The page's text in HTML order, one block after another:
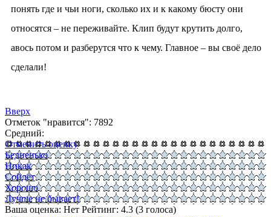
понять где и чьи ноги, сколько их и к какому бюсту они
относятся – не переживайте. Клип будут крутить долго,
авось потом и разберутся что к чему. Главное – вы своё дело
сделали!
Вверх
Отметок "нравится": 7892
Средний:
Отменить оценку
Бедненько
Никак
Сойдёт
Хорошо
Лучше не бывает!
Ваша оценка: Нет Рейтинг: 4.3 (3 голоса)